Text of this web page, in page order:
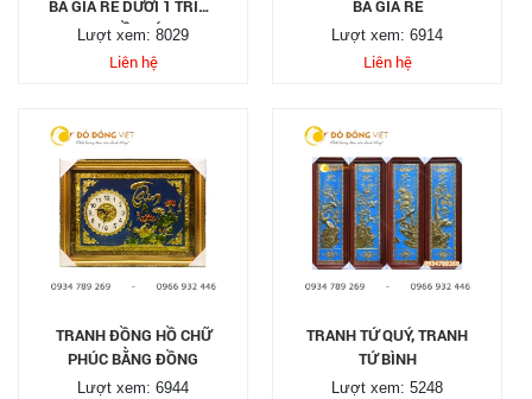
BÀ GIÁ RẺ DƯỚI 1 TRIỆU
TẠI TP HỒ CHÍ MINH
Lượt xem: 8029
Liên hệ
BÀ GIÁ RẺ
Lượt xem: 6914
Liên hệ
TRANH ĐỒNG HỒ CHỮ
PHÚC BẰNG ĐỒNG
Lượt xem: 6944
TRANH TỨ QUÝ, TRANH
TỨ BÌNH
Lượt xem: 5248